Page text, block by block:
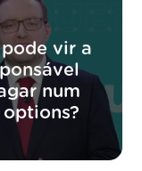
vir a
num